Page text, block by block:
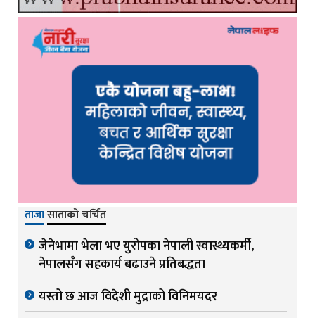
ताजासाताको चर्चित
जेनेभामा भेला भए युरोपका नेपाली स्वास्थ्यकर्मी,
नेपालसँग सहकार्य बढाउने प्रतिबद्धता
यस्तो छ आज विदेशी मुद्राको विनिमयदर